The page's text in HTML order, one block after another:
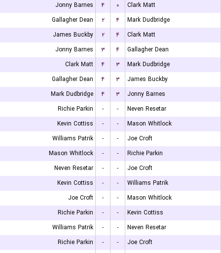
Jonny Barnes
۴ ۰
Clark Matt
Gallagher Dean
۲ ۴
Mark Dudbridge
James Buckby
۲ ۴
Clark Matt
Jonny Barnes
۳ ۴
Gallagher Dean
Clark Matt
۴ ۳
Mark Dudbridge
Gallagher Dean
۴ ۳
James Buckby
Mark Dudbridge
۴ ۳
Jonny Barnes
Richie Parkin
- -
Neven Resetar
Kevin Cottiss
- -
Mason Whitlock
Williams Patrik
- -
Joe Croft
Mason Whitlock
- -
Richie Parkin
Neven Resetar
- -
Joe Croft
Kevin Cottiss
- -
Williams Patrik
Joe Croft
- -
Mason Whitlock
Richie Parkin
- -
Kevin Cottiss
Williams Patrik
- -
Neven Resetar
Richie Parkin
- -
Joe Croft